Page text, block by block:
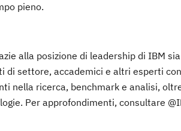
pieno.
alla posizione di leadership di IBM
settore, accademici e altri esperti
nella ricerca, benchmark e analisi,
Per approfondimenti, consultare